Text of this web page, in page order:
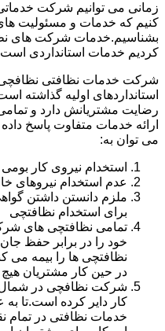
زمانی می توانیم شرکت
کنیم که خدمات و مسئولیت
بشناسیم.خدمات شرکت های
کردیم خدمات استانداردی است
شرکت خدمات نظافتی نظافچی
استانداردهای اولیه گذاشته
رضایت مشتریانش دارد و
ارائه خدمات متفاوت پاسخ
می توان به:
استخدام نیروی کار بومی
عدم استخدام نیروهای
ملزم دانستن داشتن
برای استخدام نظافتچی
تمامی نظافتچی های
خود را در برابر حفظ
نظافتچی ها را بیمه می
در حین کار مشتریان
شرکت نظافچی در شمال
کار دایر کرده است.تا
خدمات نظافتی در تمام